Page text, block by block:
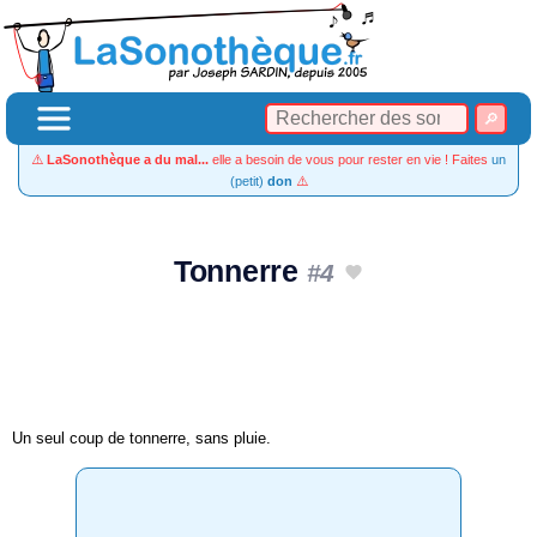
⚠️ LaSonothèque a du mal... elle a besoin de vous pour rester en vie ! Faites un
(petit) don ⚠️
Tonnerre #4
Un seul coup de tonnerre, sans pluie.